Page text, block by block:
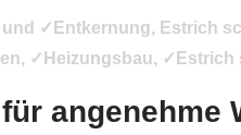
✓Entkernung, Estrich
✓Heizungsbau,